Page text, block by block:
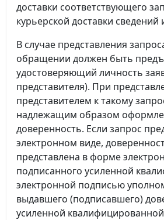
доставки соответствующего
курьерской доставки сведений
В случае представления
обращении должен быть
удостоверяющий личность
представителя). При
представителем к такому
надлежащим образом
доверенность. Если запрос
электронном виде,
представлена в форме
подписанного усиленной
электронной подписью
выдавшего (подписавшего)
усиленной